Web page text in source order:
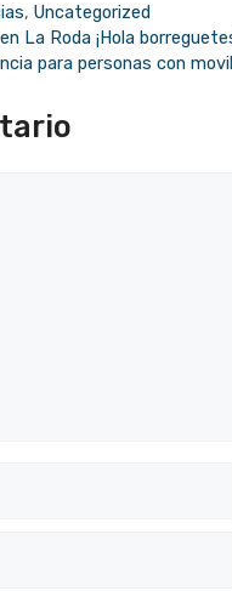
,Uncategorized
La Roda ¡Hola
para personas con